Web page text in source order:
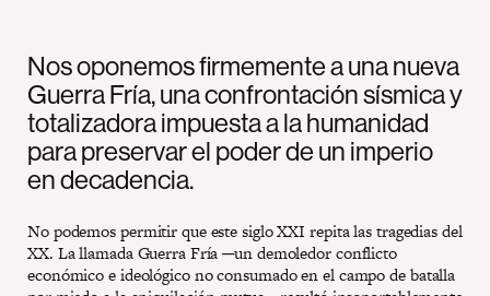
Nos oponemos firmemente a una nueva
Guerra Fría, una confrontación sísmica y
totalizadora impuesta a la humanidad
para preservar el poder de un imperio
en decadencia.
No podemos permitir que este siglo XXI repita las tragedias del
XX. La llamada Guerra Fría ─un demoledor conflicto
económico e ideológico no consumado en el campo de batalla